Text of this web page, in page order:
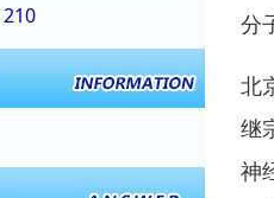
210
分
北
继
神